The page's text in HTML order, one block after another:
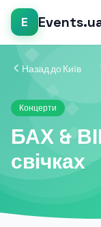
E
Назад до Київ
Концерти
БАХ &
свічках